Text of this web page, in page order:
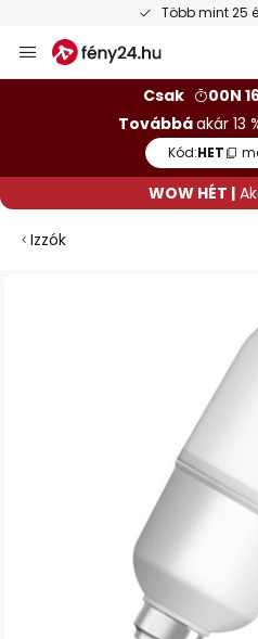
Több mint 25
Ugrás
a
Csak
00N
Továbbáakár 13
Kód:HET
WOW HÉT |
Izzók